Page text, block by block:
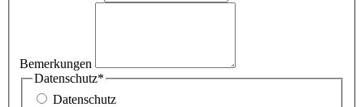
Bemerkungen
Datenschutz*
Datenschutz